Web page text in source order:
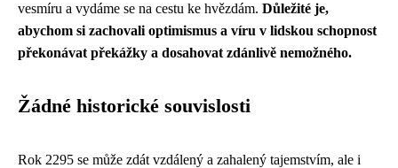
vesmíru a vydáme se na cestu ke hvězdám. Důležité je,
abychom si zachovali optimismus a víru v lidskou schopnost
překonávat překážky a dosahovat zdánlivě nemožného.
Žádné historické souvislosti
Rok 2295 se může zdát vzdálený a zahalený tajemstvím, ale i